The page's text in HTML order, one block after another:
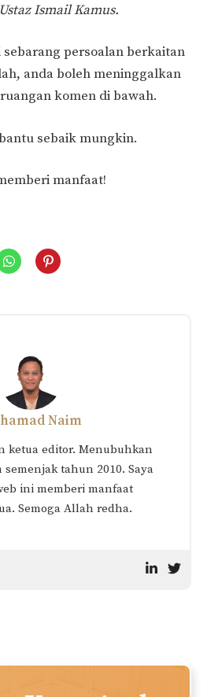
Ismail Kamus.
sebarang persoalan berkaitan
anda boleh meninggalkan
komen di bawah.
sebaik mungkin.
manfaat!
ISTIHADAH: Hukum &
Penjelasan Lengkap
(Berserta Contoh)